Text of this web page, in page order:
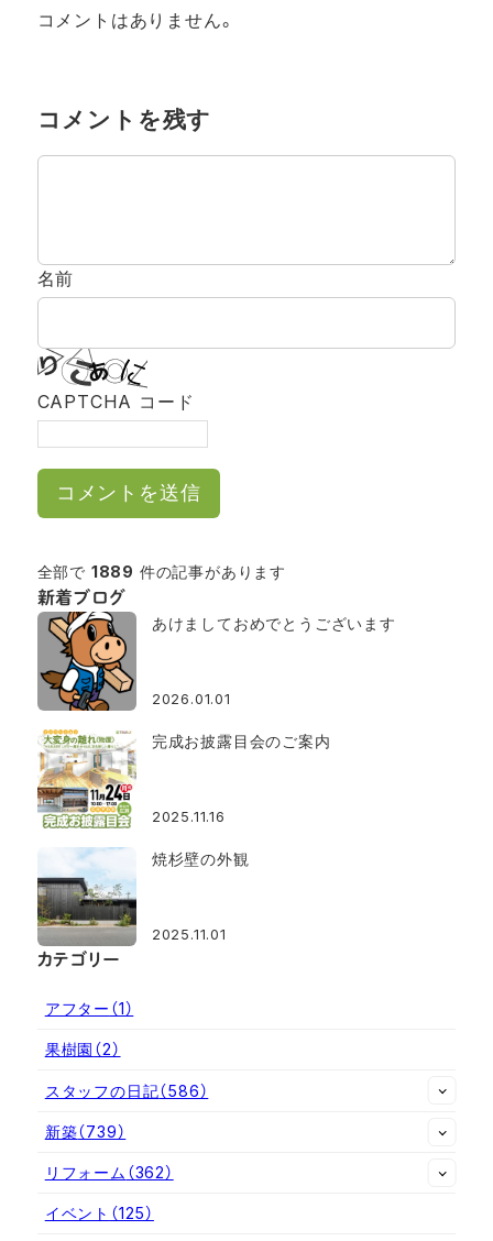
コメントはありません。
コメントを残す
名前
CAPTCHA コード
全部で 1889 件の記事があります
新着ブログ
あけましておめでとうございます
2026.01.01
完成お披露目会のご案内
2025.11.16
焼杉壁の外観
2025.11.01
カテゴリー
アフター （1）
果樹園 （2）
スタッフの日記（586）
新築（739）
リフォーム （362）
イベント （125）